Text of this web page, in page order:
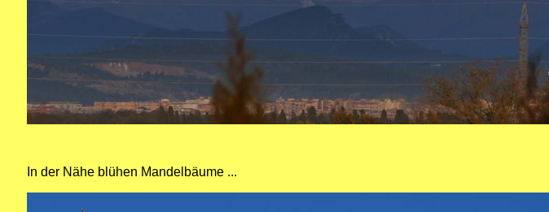
In der Nähe blühen Mandelbäume ...